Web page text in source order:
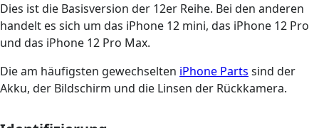
Dies ist die Basisversion der 12er Reihe. Bei den anderen
handelt es sich um das iPhone 12 mini, das iPhone 12 Pro
und das iPhone 12 Pro Max.
Die am häufigsten gewechselten iPhone Parts sind der
Akku, der Bildschirm und die Linsen der Rückkamera.